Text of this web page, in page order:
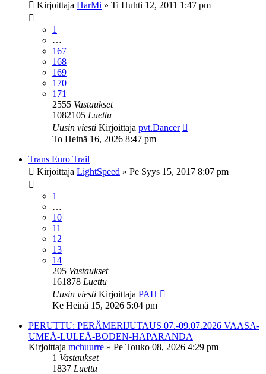
Kirjoittaja HarMi » Ti Huhti 12, 2011 1:47 pm
1
…
167
168
169
170
171
2555 Vastaukset
1082105 Luettu
Uusin viesti Kirjoittaja pvt.Dancer
To Heinä 16, 2026 8:47 pm
Trans Euro Trail
Kirjoittaja LightSpeed » Pe Syys 15, 2017 8:07 pm
1
…
10
11
12
13
14
205 Vastaukset
161878 Luettu
Uusin viesti Kirjoittaja PAH
Ke Heinä 15, 2026 5:04 pm
PERUTTU: PERÄMERIJUTAUS 07.-09.07.2026 VAASA-
UMEÅ-LULEÅ-BODEN-HAPARANDA
Kirjoittaja mchuurre » Pe Touko 08, 2026 4:29 pm
1 Vastaukset
1837 Luettu